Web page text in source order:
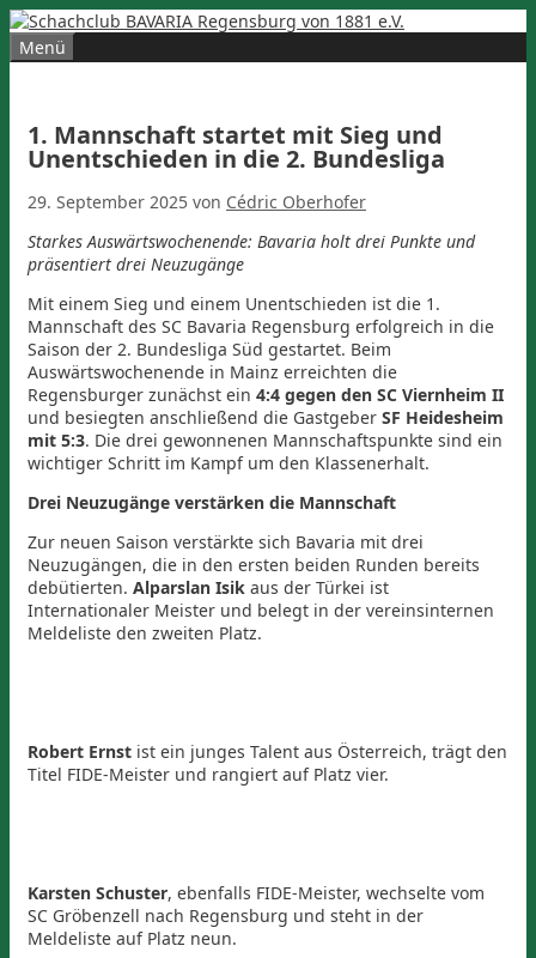
Zum
Inhalt
springen
Menü
1. Mannschaft startet mit Sieg und
Unentschieden in die 2. Bundesliga
29. September 2025 von Cédric Oberhofer
Starkes Auswärtswochenende: Bavaria holt drei Punkte und
präsentiert drei Neuzugänge
Mit einem Sieg und einem Unentschieden ist die 1.
Mannschaft des SC Bavaria Regensburg erfolgreich in die
Saison der 2. Bundesliga Süd gestartet. Beim
Auswärtswochenende in Mainz erreichten die
Regensburger zunächst ein 4:4 gegen den SC Viernheim II
und besiegten anschließend die Gastgeber SF Heidesheim
mit 5:3. Die drei gewonnenen Mannschaftspunkte sind ein
wichtiger Schritt im Kampf um den Klassenerhalt.
Drei Neuzugänge verstärken die Mannschaft
Zur neuen Saison verstärkte sich Bavaria mit drei
Neuzugängen, die in den ersten beiden Runden bereits
debütierten. Alparslan Isik aus der Türkei ist
Internationaler Meister und belegt in der vereinsinternen
Meldeliste den zweiten Platz.
Robert Ernst ist ein junges Talent aus Österreich, trägt den
Titel FIDE-Meister und rangiert auf Platz vier.
Karsten Schuster, ebenfalls FIDE-Meister, wechselte vom
SC Gröbenzell nach Regensburg und steht in der
Meldeliste auf Platz neun.